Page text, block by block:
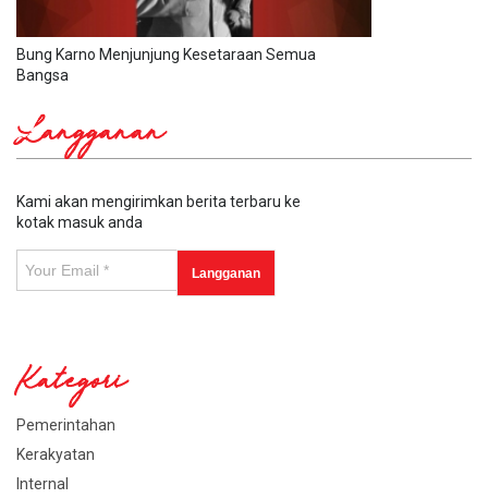
Bung Karno Menjunjung Kesetaraan Semua
Bangsa
Langganan
Kami akan mengirimkan berita terbaru ke
kotak masuk anda
Kategori
Pemerintahan
Kerakyatan
Internal